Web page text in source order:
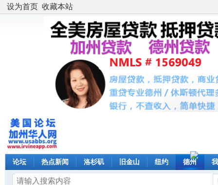
设为首页 收藏本站
论坛 热点新闻 洛杉矶 旧金山 纽约 德州